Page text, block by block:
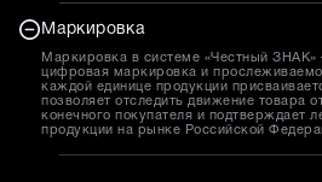
Маркировка
Маркировка в системе «Честный ЗНАК»
цифровая маркировка и
каждой единице продукции
позволяет отследить движение товара
конечного покупателя и подтверждает
продукции на рынке Российской